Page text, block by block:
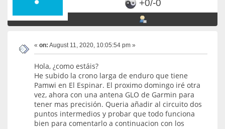
+0/-0
« on: August 11, 2020, 10:05:54 pm »
Hola, ¿como estáis?
He subido la crono larga de enduro que tiene
Pamwi en El Espinar. El proximo domingo iré otra
vez, ahora con una antena GLO de Garmin para
tener mas precisión. Queria añadir al circuito dos
puntos intermedios y probar que todo funciona
bien para comentarlo a continuacion con los